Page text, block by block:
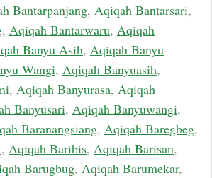
Bantarpanjang, Aqiqah Bantarsari,
, Aqiqah Bantarwaru, Aqiqah
Banyu Asih, Aqiqah Banyu
Wangi, Aqiqah Banyuasih,
, Aqiqah Banyurasa, Aqiqah
Banyusari, Aqiqah Banyuwangi,
Baranangsiang, Aqiqah Baregbeg,
, Aqiqah Baribis, Aqiqah Barisan,
Barugbug, Aqiqah Barumekar,